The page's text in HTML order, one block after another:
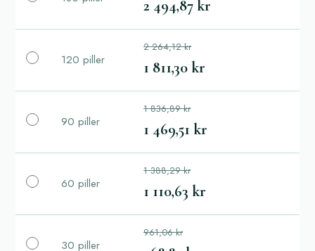
2 494,87 kr
120 piller
2 264,12 kr
1 811,30 kr
90 piller
1 836,89 kr
1 469,51 kr
60 piller
1 388,29 kr
1 110,63 kr
30 piller
961,06 kr